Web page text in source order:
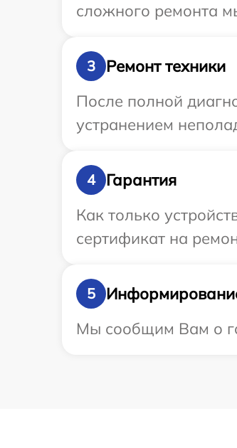
сложного ремонта
3
Ремонт техники
После полной
устранением
4
Гарантия
Как только
сертификат на
5
Мы сообщим Вам о